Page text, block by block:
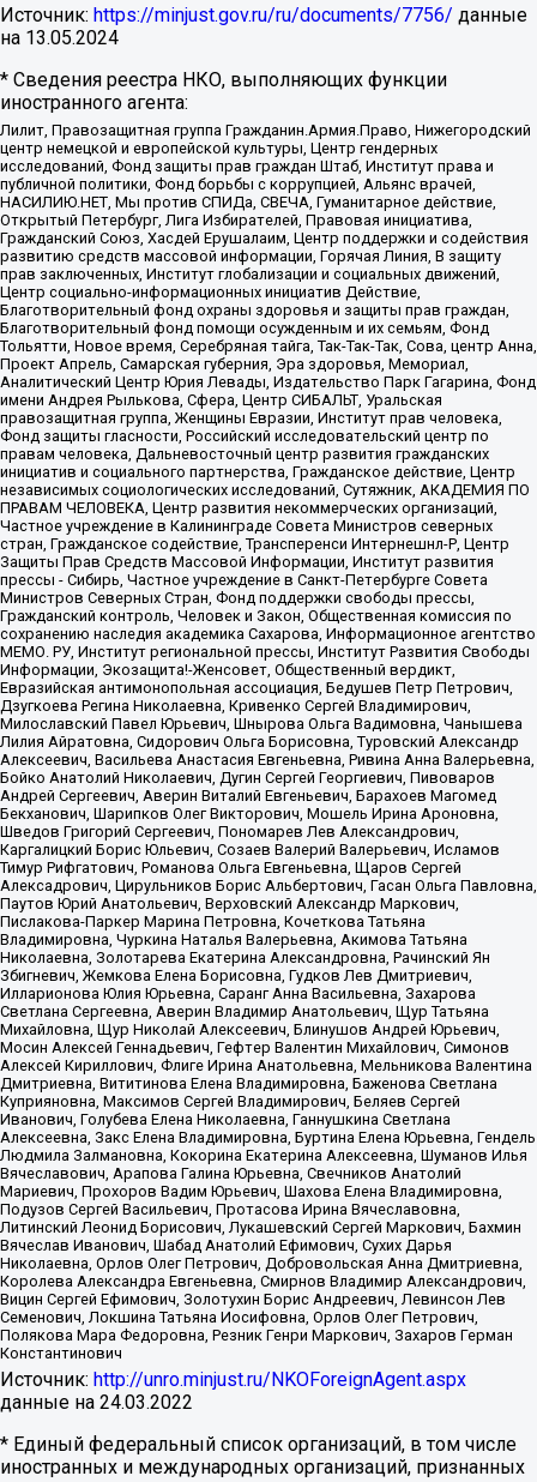
Источник: https://minjust.gov.ru/ru/documents/7756/ данные
на 13.05.2024
* Сведения реестра НКО, выполняющих функции
иностранного агента:
Лилит, Правозащитная группа Гражданин.Армия.Право, Нижегородский
центр немецкой и европейской культуры, Центр гендерных
исследований, Фонд защиты прав граждан Штаб, Институт права и
публичной политики, Фонд борьбы с коррупцией, Альянс врачей,
НАСИЛИЮ.НЕТ, Мы против СПИДа, СВЕЧА, Гуманитарное действие,
Открытый Петербург, Лига Избирателей, Правовая инициатива,
Гражданский Союз, Хасдей Ерушалаим, Центр поддержки и содействия
развитию средств массовой информации, Горячая Линия, В защиту
прав заключенных, Институт глобализации и социальных движений,
Центр социально-информационных инициатив Действие,
Благотворительный фонд охраны здоровья и защиты прав граждан,
Благотворительный фонд помощи осужденным и их семьям, Фонд
Тольятти, Новое время, Серебряная тайга, Так-Так-Так, Сова, центр Анна,
Проект Апрель, Самарская губерния, Эра здоровья, Мемориал,
Аналитический Центр Юрия Левады, Издательство Парк Гагарина, Фонд
имени Андрея Рылькова, Сфера, Центр СИБАЛЬТ, Уральская
правозащитная группа, Женщины Евразии, Институт прав человека,
Фонд защиты гласности, Российский исследовательский центр по
правам человека, Дальневосточный центр развития гражданских
инициатив и социального партнерства, Гражданское действие, Центр
независимых социологических исследований, Сутяжник, АКАДЕМИЯ ПО
ПРАВАМ ЧЕЛОВЕКА, Центр развития некоммерческих организаций,
Частное учреждение в Калининграде Совета Министров северных
стран, Гражданское содействие, Трансперенси Интернешнл-Р, Центр
Защиты Прав Средств Массовой Информации, Институт развития
прессы - Сибирь, Частное учреждение в Санкт-Петербурге Совета
Министров Северных Стран, Фонд поддержки свободы прессы,
Гражданский контроль, Человек и Закон, Общественная комиссия по
сохранению наследия академика Сахарова, Информационное агентство
МЕМО. РУ, Институт региональной прессы, Институт Развития Свободы
Информации, Экозащита!-Женсовет, Общественный вердикт,
Евразийская антимонопольная ассоциация, Бедушев Петр Петрович,
Дзугкоева Регина Николаевна, Кривенко Сергей Владимирович,
Милославский Павел Юрьевич, Шнырова Ольга Вадимовна, Чанышева
Лилия Айратовна, Сидорович Ольга Борисовна, Туровский Александр
Алексеевич, Васильева Анастасия Евгеньевна, Ривина Анна Валерьевна,
Бойко Анатолий Николаевич, Дугин Сергей Георгиевич, Пивоваров
Андрей Сергеевич, Аверин Виталий Евгеньевич, Барахоев Магомед
Бекханович, Шарипков Олег Викторович, Мошель Ирина Ароновна,
Шведов Григорий Сергеевич, Пономарев Лев Александрович,
Каргалицкий Борис Юльевич, Созаев Валерий Валерьевич, Исламов
Тимур Рифгатович, Романова Ольга Евгеньевна, Щаров Сергей
Алексадрович, Цирульников Борис Альбертович, Гасан Ольга Павловна,
Паутов Юрий Анатольевич, Верховский Александр Маркович,
Пислакова-Паркер Марина Петровна, Кочеткова Татьяна
Владимировна, Чуркина Наталья Валерьевна, Акимова Татьяна
Николаевна, Золотарева Екатерина Александровна, Рачинский Ян
Збигневич, Жемкова Елена Борисовна, Гудков Лев Дмитриевич,
Илларионова Юлия Юрьевна, Саранг Анна Васильевна, Захарова
Светлана Сергеевна, Аверин Владимир Анатольевич, Щур Татьяна
Михайловна, Щур Николай Алексеевич, Блинушов Андрей Юрьевич,
Мосин Алексей Геннадьевич, Гефтер Валентин Михайлович, Симонов
Алексей Кириллович, Флиге Ирина Анатольевна, Мельникова Валентина
Дмитриевна, Вититинова Елена Владимировна, Баженова Светлана
Куприяновна, Максимов Сергей Владимирович, Беляев Сергей
Иванович, Голубева Елена Николаевна, Ганнушкина Светлана
Алексеевна, Закс Елена Владимировна, Буртина Елена Юрьевна, Гендель
Людмила Залмановна, Кокорина Екатерина Алексеевна, Шуманов Илья
Вячеславович, Арапова Галина Юрьевна, Свечников Анатолий
Мариевич, Прохоров Вадим Юрьевич, Шахова Елена Владимировна,
Подузов Сергей Васильевич, Протасова Ирина Вячеславовна,
Литинский Леонид Борисович, Лукашевский Сергей Маркович, Бахмин
Вячеслав Иванович, Шабад Анатолий Ефимович, Сухих Дарья
Николаевна, Орлов Олег Петрович, Добровольская Анна Дмитриевна,
Королева Александра Евгеньевна, Смирнов Владимир Александрович,
Вицин Сергей Ефимович, Золотухин Борис Андреевич, Левинсон Лев
Семенович, Локшина Татьяна Иосифовна, Орлов Олег Петрович,
Полякова Мара Федоровна, Резник Генри Маркович, Захаров Герман
Константинович
Источник: http://unro.minjust.ru/NKOForeignAgent.aspx
данные на 24.03.2022
* Единый федеральный список организаций, в том числе
иностранных и международных организаций, признанных